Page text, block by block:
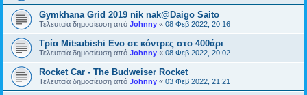
Gymkhana Grid 2019 nik nak@Daigo Saito
Τελευταία δημοσίευση από Johnny « 08 Φεβ 2022, 20:16
Τρία Mitsubishi Evo σε κόντρες στο 400άρι
Τελευταία δημοσίευση από Johnny « 08 Φεβ 2022, 20:02
Rocket Car - The Budweiser Rocket
Τελευταία δημοσίευση από Johnny « 03 Φεβ 2022, 21:21